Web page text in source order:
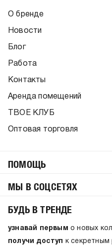
О бренде
Новости
Блог
Работа
Контакты
Аренда помещений
ТВОЕ КЛУБ
Оптовая торговля
ПОМОЩЬ
МЫ В СОЦСЕТЯХ
БУДЬ В ТРЕНДЕ
узнавай первым о новых
получи доступ
к